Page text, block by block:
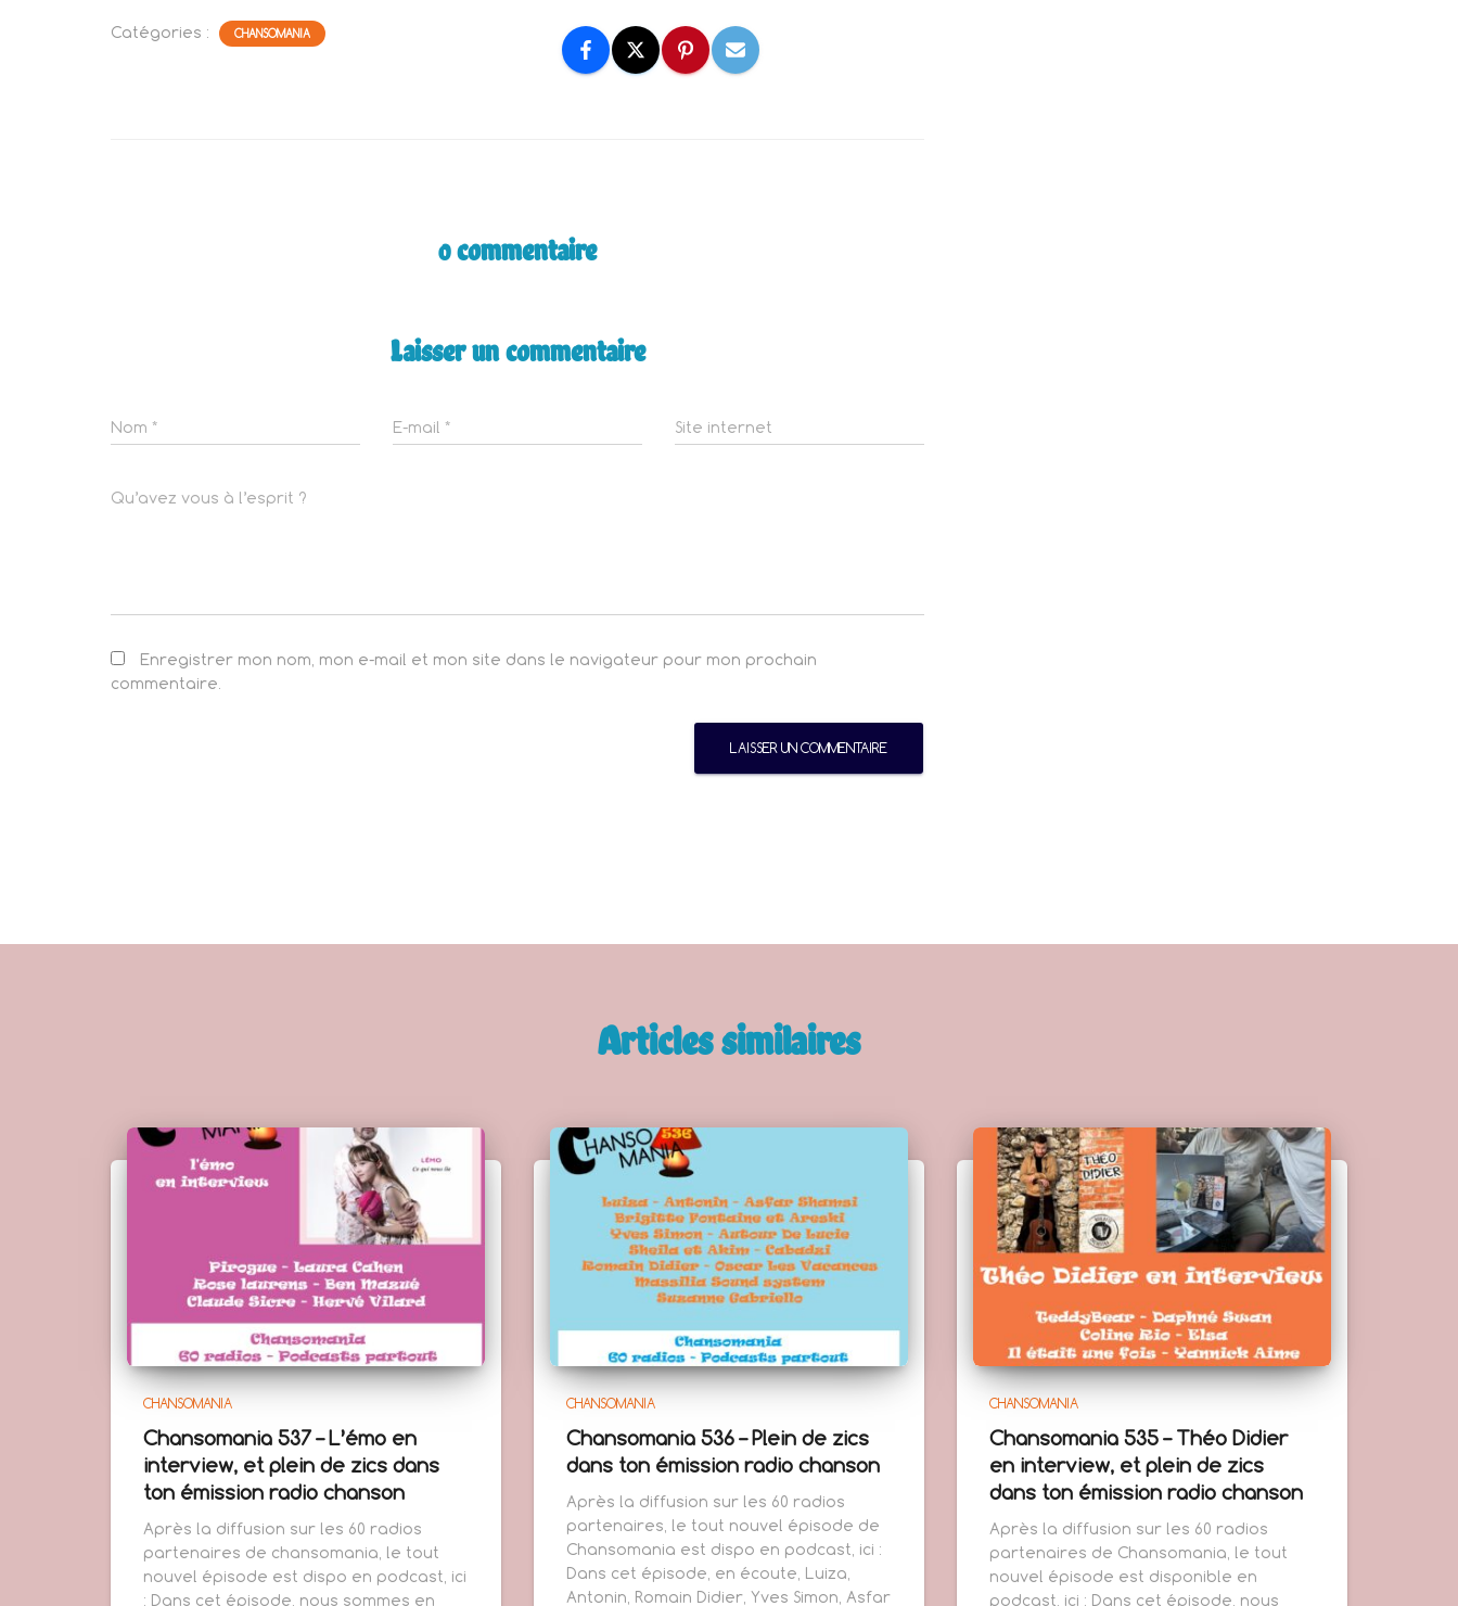
Catégories : CHANSOMANIA
0 commentaire
Laisser un commentaire
Nom * E-mail * Site internet
Qu’avez vous à l’esprit ?
Enregistrer mon nom, mon e-mail et mon site dans le navigateur pour mon prochain
commentaire.
Articles similaires
CHANSOMANIA
Chansomania 537 – L’émo en
interview, et plein de zics dans
ton émission radio chanson
Après la diffusion sur les 60 radios
partenaires de chansomania, le tout
nouvel épisode est dispo en podcast, ici
: Dans cet épisode, nous sommes en
CHANSOMANIA
Chansomania 536 – Plein de zics
dans ton émission radio chanson
Après la diffusion sur les 60 radios
partenaires, le tout nouvel épisode de
Chansomania est dispo en podcast, ici :
Dans cet épisode, en écoute, Luiza,
Antonin, Romain Didier, Yves Simon, Asfar
CHANSOMANIA
Chansomania 535 – Théo Didier
en interview, et plein de zics
dans ton émission radio chanson
Après la diffusion sur les 60 radios
partenaires de Chansomania, le tout
nouvel épisode est disponible en
podcast, ici : Dans cet épisode, nous